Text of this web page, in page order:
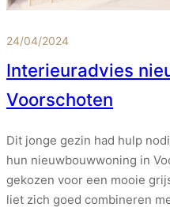
24/04/2024
Interieuradvies
Voorschoten
Dit jonge gezin had hulp
hun nieuwbouwwoning in
gekozen voor een mooie
liet zich goed combineren